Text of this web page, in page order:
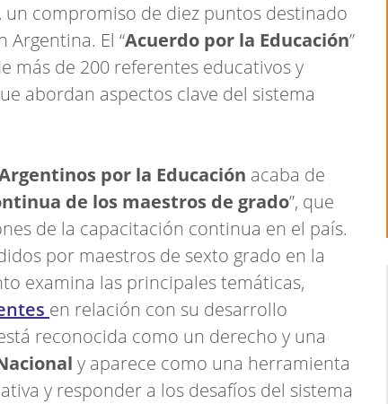
compromiso de diez puntos destinado
El “Acuerdo por la Educación”
más de 200 referentes educativos y
abordan aspectos clave del sistema
por la Educación acaba de
de los maestros de grado”, que
de la capacitación continua en el país.
por maestros de sexto grado en la
examina las principales temáticas,
en relación con su desarrollo
reconocida como un derecho y una
y aparece como una herramienta
y responder a los desafíos del sistema